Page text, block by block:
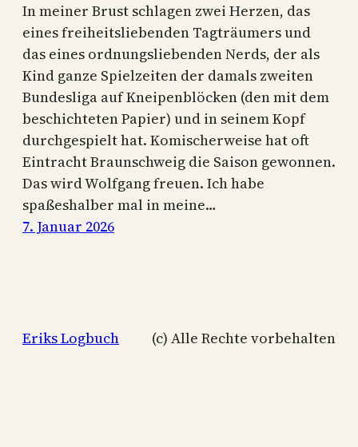
In meiner Brust schlagen zwei Herzen, das
eines freiheitsliebenden Tagträumers und
das eines ordnungsliebenden Nerds, der als
Kind ganze Spielzeiten der damals zweiten
Bundesliga auf Kneipenblöcken (den mit dem
beschichteten Papier) und in seinem Kopf
durchgespielt hat. Komischerweise hat oft
Eintracht Braunschweig die Saison gewonnen.
Das wird Wolfgang freuen. Ich habe
spaßeshalber mal in meine…
7. Januar 2026
Eriks Logbuch (c) Alle Rechte vorbehalten